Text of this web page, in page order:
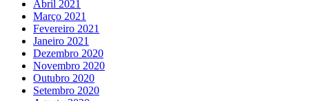
Abril 2021
Março 2021
Fevereiro 2021
Janeiro 2021
Dezembro 2020
Novembro 2020
Outubro 2020
Setembro 2020